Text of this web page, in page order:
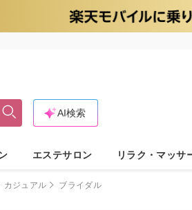
AI検索
エステサロン リラク・マッサ
カジュアル ブライダル